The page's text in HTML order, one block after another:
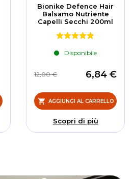
Bionike Defence Hair
Balsamo Nutriente
Capelli Secchi 200ml
Disponibile
6,84 €
12,00 €
AGGIUNGI AL CARRELLO
Scopri di più